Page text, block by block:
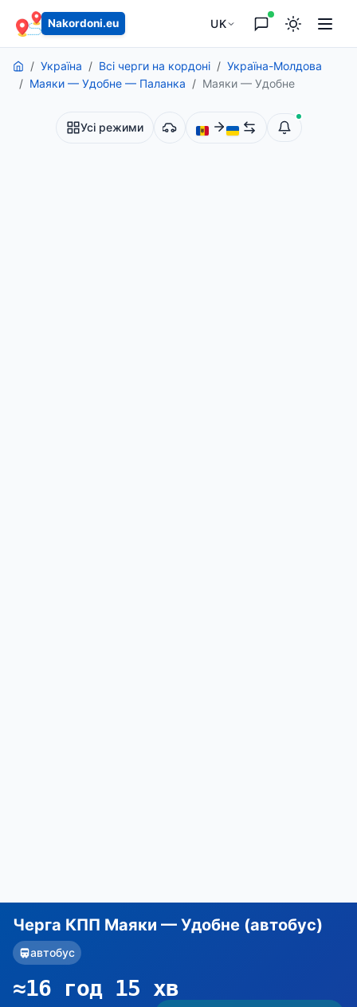
Nakordoni.eu UK
основного вмісту
Україна Всі черги на кордоні
Україна-Молдова
Маяки — Удобне — Паланка
Маяки — Удобне
Усі режими
Черга КПП Маяки — Удобне (автобус)
автобус
≈16 год 15 хв